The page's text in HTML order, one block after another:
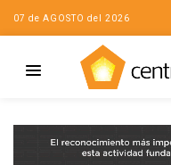
07 de AGOSTO del 2026